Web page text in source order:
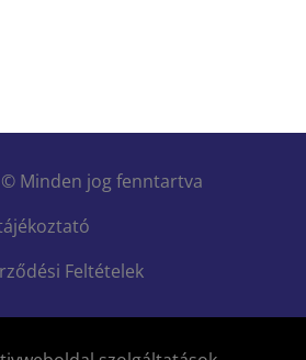
Minden jog fenntartva
Feltételek